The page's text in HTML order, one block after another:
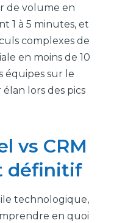
de volume en
1 à 5 minutes, et
complexes de
en moins de 10
équipes sur le
lors des pics
vs CRM
définitif
technologique,
en quoi